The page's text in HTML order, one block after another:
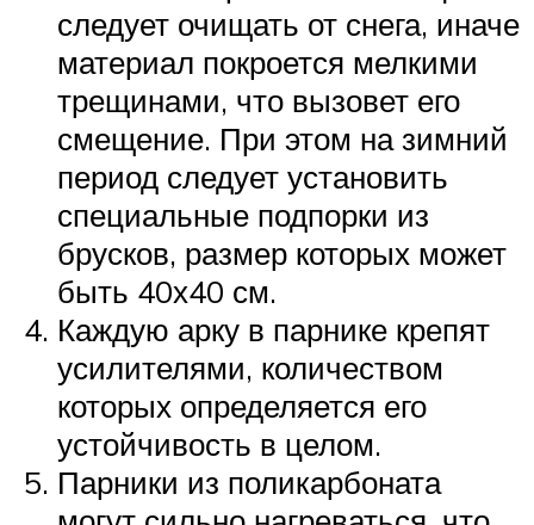
следует очищать от снега, иначе
материал покроется мелкими
трещинами, что вызовет его
смещение. При этом на зимний
период следует установить
специальные подпорки из
брусков, размер которых может
быть 40х40 см.
Каждую арку в парнике крепят
усилителями, количеством
которых определяется его
устойчивость в целом.
Парники из поликарбоната